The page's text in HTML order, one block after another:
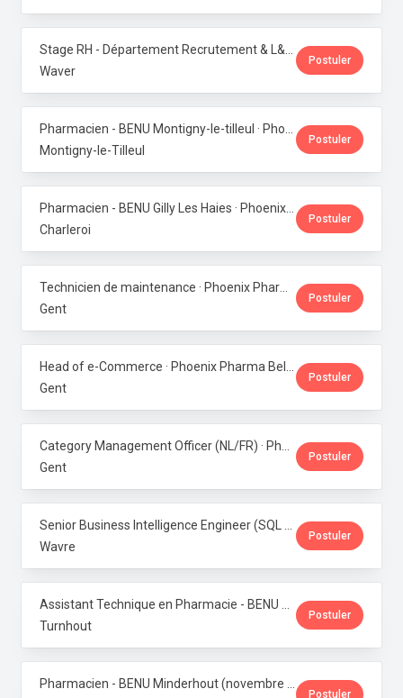
Waver
Postuler
Montigny-le-Tilleul
Postuler
Charleroi
Postuler
Gent
Postuler
Gent
Postuler
Gent
Postuler
Wavre
Postuler
Turnhout
Postuler
Postuler